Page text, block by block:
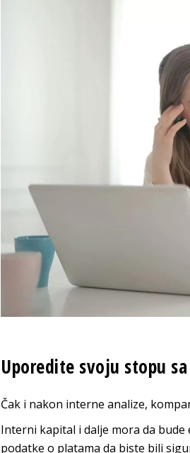
Uporedite svoju stopu
Čak i nakon interne analize,
Interni kapital i dalje mora da
podatke o platama da biste bili